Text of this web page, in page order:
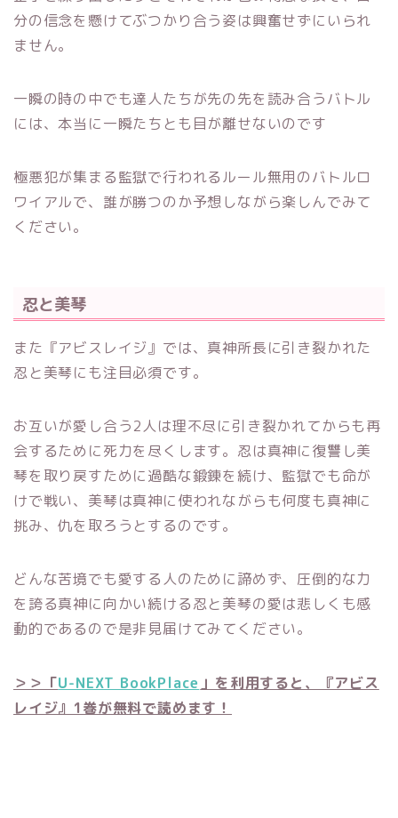
分の信念を懸けてぶつかり合う姿は興奮せずにいられ
ません。
一瞬の時の中でも達人たちが先の先を読み合うバトル
には、本当に一瞬たちとも目が離せないのです
極悪犯が集まる監獄で行われるルール無用のバトルロ
ワイアルで、誰が勝つのか予想しながら楽しんでみて
ください。
忍と美琴
また『アビスレイジ』では、真神所長に引き裂かれた
忍と美琴にも注目必須です。
お互いが愛し合う2人は理不尽に引き裂かれてからも再
会するために死力を尽くします。忍は真神に復讐し美
琴を取り戻すために過酷な鍛錬を続け、監獄でも命が
けで戦い、美琴は真神に使われながらも何度も真神に
挑み、仇を取ろうとするのです。
どんな苦境でも愛する人のために諦めず、圧倒的な力
を誇る真神に向かい続ける忍と美琴の愛は悲しくも感
動的であるので是非見届けてみてください。
＞＞「U-NEXT BookPlace」を利用すると、『アビス
レイジ』1巻が無料で読めます！